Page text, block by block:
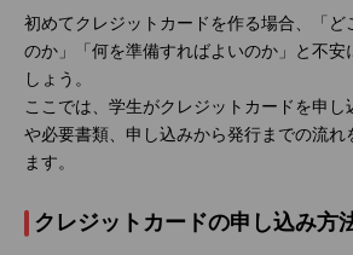
初めてクレジットカードを作る場合、「ど
のか」「何を準備すればよいのか」と不安
しょう。
ここでは、学生がクレジットカードを申
や必要書類、申し込みから発行までの流れ
ます。
クレジットカードの申し込み方